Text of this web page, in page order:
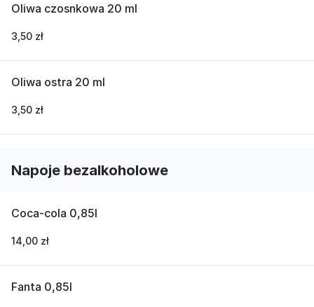
Oliwa czosnkowa 20 ml
3,50 zł
Oliwa ostra 20 ml
3,50 zł
Napoje bezalkoholowe
Coca-cola 0,85l
14,00 zł
Fanta 0,85l